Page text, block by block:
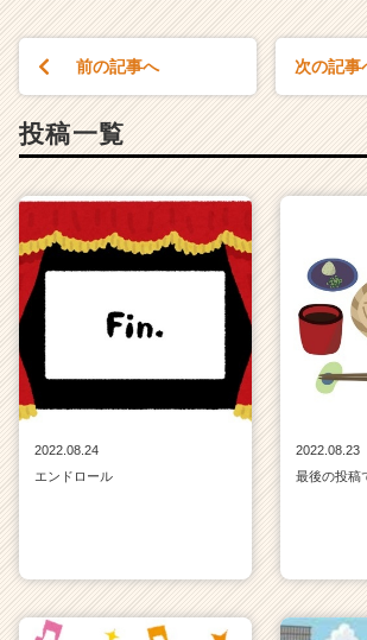
前の記事へ 次の記事
投稿一覧
2022.08.24
エンドロール
2022.08.23
最後の投稿